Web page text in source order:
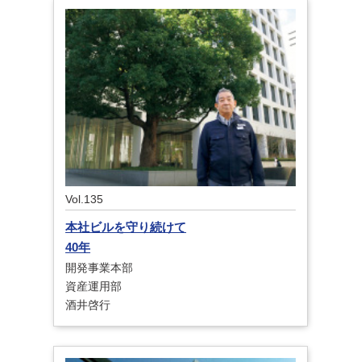
Vol.135
本社ビルを守り続けて
40年
開発事業本部
資産運用部
酒井啓行